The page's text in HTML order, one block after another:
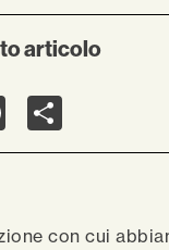
articolo
Facebook
con cui